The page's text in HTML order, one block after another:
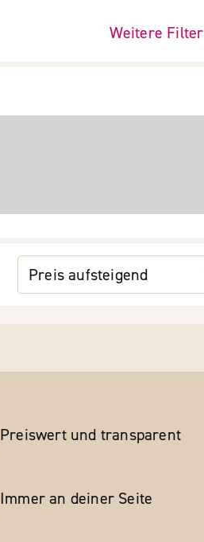
Weitere Filter
Preiswert und transparent
Immer an deiner Seite